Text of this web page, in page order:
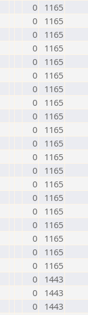
0
1165
0
1165
0
1165
0
1165
0
1165
0
1165
0
1165
0
1165
0
1165
0
1165
0
1165
0
1165
0
1165
0
1165
0
1165
0
1165
0
1165
0
1165
0
1165
0
1165
0
1443
0
1443
0
1443